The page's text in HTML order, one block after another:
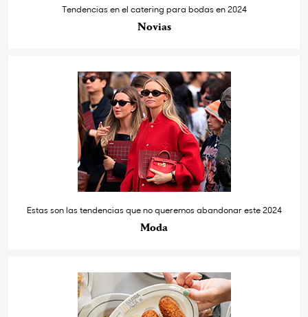
Tendencias en el catering para bodas en 2024
Novias
Estas son las tendencias que no queremos abandonar este 2024
Moda